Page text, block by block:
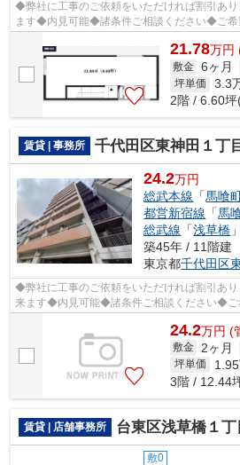
◆弊社に工事のご依頼をいただければ割引あ
ます◆内見可能◆諸条件ご相談ください◆ご希
21.78万円
敷金 6ヶ月
坪単価 3.3
2階 / 6.60
賃貸 | 事務所 千代田区東神田１丁
24.2万円
総武本線 「馬喰
都営新宿線 「馬
総武線 「浅草橋
築45年 / 11階建
東京都千代田区
◆弊社に工事のご依頼をいただければ割引あ
来ます◆内見可能◆諸条件ご相談ください◆ご
可能です◆業種・ご希望条件等お気軽にお問...
24.2万円 (
敷金 2ヶ月
坪単価 1.95
3階 / 12.44
賃貸 | 店舗事務所 台東区浅草橋１
敷0